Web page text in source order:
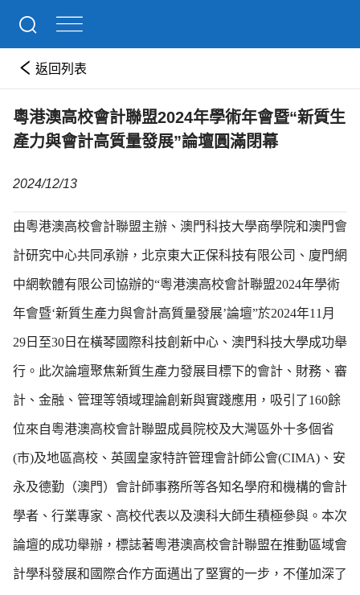
返回列表
粵港澳高校會計聯盟2024年學術年會暨“新質生
產力與會計高質量發展”論壇圓滿閉幕
2024/12/13
由粵港澳高校會計聯盟主辦、澳門科技大學商學院和澳門會
計研究中心共同承辦，北京東大正保科技有限公司、廈門網
中網軟體有限公司協辦的“粵港澳高校會計聯盟2024年學術
年會暨‘新質生產力與會計高質量發展’論壇”於2024年11月
29日至30日在橫琴國際科技創新中心、澳門科技大學成功舉
行。此次論壇聚焦新質生產力發展目標下的會計、財務、審
計、金融、管理等領域理論創新與實踐應用，吸引了160餘
位來自粵港澳高校會計聯盟成員院校及大灣區外十多個省
(市)及地區高校、英國皇家特許管理會計師公會(CIMA)、安
永及德勤（澳門）會計師事務所等各知名學府和機構的會計
學者、行業專家、高校代表以及澳科大師生積極參與。本次
論壇的成功舉辦，標誌著粵港澳高校會計聯盟在推動區域會
計學科發展和國際合作方面邁出了堅實的一步，不僅加深了